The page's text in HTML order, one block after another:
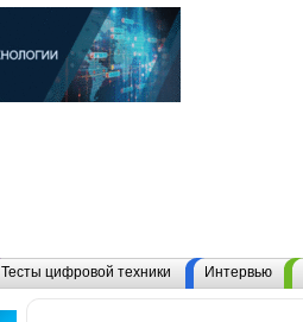
Тесты цифровой техники Интервью